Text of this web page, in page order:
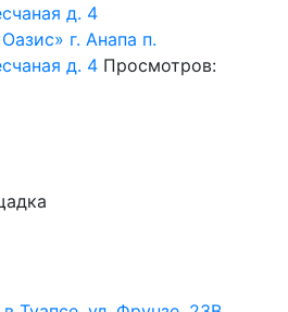
г. Анапа п.
д. 4 Просмотров: